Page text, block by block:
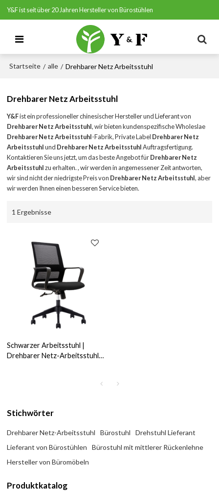
Y&F ist seit über 20 Jahren Hersteller von Bürostühlen
Startseite / alle / Drehbarer Netz Arbeitsstuhl
Drehbarer Netz Arbeitsstuhl
Y&Fist ein professioneller chinesischer Hersteller und Lieferant von
Drehbarer Netz Arbeitsstuhl, wir bieten kundenspezifische Wholeslae
Drehbarer Netz Arbeitsstuhl-Fabrik, Private Label Drehbarer Netz
Arbeitsstuhlund Drehbarer Netz ArbeitsstuhlAuftragsfertigung.
Kontaktieren Sie uns jetzt, um das beste Angebot fürDrehbarer Netz
Arbeitsstuhlzu erhalten. , wir werden in angemessener Zeit antworten,
wir sind nicht der niedrigste Preis von Drehbarer Netz Arbeitsstuhl, aber
wir werden Ihnen einen besseren Service bieten.
1 Ergebnisse
Schwarzer Arbeitsstuhl |
Drehbarer Netz-Arbeitsstuhl
Stichwörter
Drehbarer Netz-Arbeitsstuhl Bürostuhl
Drehstuhl Lieferant
Lieferant von Bürostühlen
Bürostuhl mit mittlerer Rückenlehne
Hersteller von Büromöbeln
Produktkatalog